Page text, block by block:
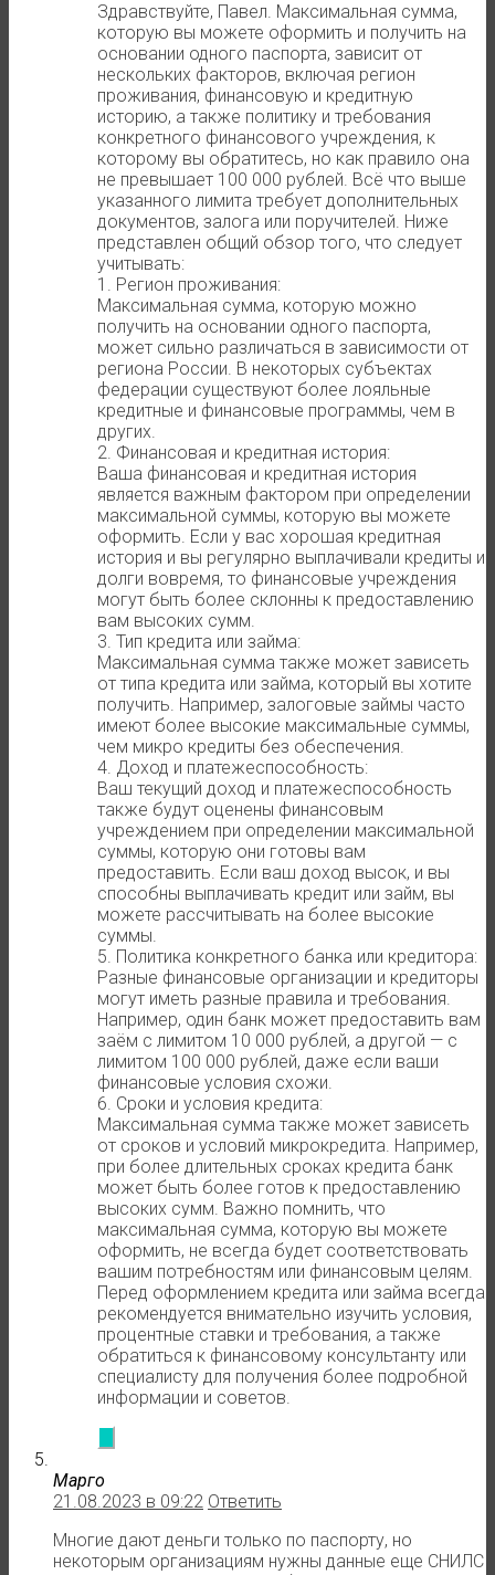
Здравствуйте, Павел. Максимальная сумма,
которую вы можете оформить и получить на
основании одного паспорта, зависит от
нескольких факторов, включая регион
проживания, финансовую и кредитную
историю, а также политику и требования
конкретного финансового учреждения, к
которому вы обратитесь, но как правило она
не превышает 100 000 рублей. Всё что выше
указанного лимита требует дополнительных
документов, залога или поручителей. Ниже
представлен общий обзор того, что следует
учитывать:
1. Регион проживания:
Максимальная сумма, которую можно
получить на основании одного паспорта,
может сильно различаться в зависимости от
региона России. В некоторых субъектах
федерации существуют более лояльные
кредитные и финансовые программы, чем в
других.
2. Финансовая и кредитная история:
Ваша финансовая и кредитная история
является важным фактором при определении
максимальной суммы, которую вы можете
оформить. Если у вас хорошая кредитная
история и вы регулярно выплачивали кредиты и
долги вовремя, то финансовые учреждения
могут быть более склонны к предоставлению
вам высоких сумм.
3. Тип кредита или займа:
Максимальная сумма также может зависеть
от типа кредита или займа, который вы хотите
получить. Например, залоговые займы часто
имеют более высокие максимальные суммы,
чем микро кредиты без обеспечения.
4. Доход и платежеспособность:
Ваш текущий доход и платежеспособность
также будут оценены финансовым
учреждением при определении максимальной
суммы, которую они готовы вам
предоставить. Если ваш доход высок, и вы
способны выплачивать кредит или займ, вы
можете рассчитывать на более высокие
суммы.
5. Политика конкретного банка или кредитора:
Разные финансовые организации и кредиторы
могут иметь разные правила и требования.
Например, один банк может предоставить вам
заём с лимитом 10 000 рублей, а другой — с
лимитом 100 000 рублей, даже если ваши
финансовые условия схожи.
6. Сроки и условия кредита:
Максимальная сумма также может зависеть
от сроков и условий микрокредита. Например,
при более длительных сроках кредита банк
может быть более готов к предоставлению
высоких сумм. Важно помнить, что
максимальная сумма, которую вы можете
оформить, не всегда будет соответствовать
вашим потребностям или финансовым целям.
Перед оформлением кредита или займа всегда
рекомендуется внимательно изучить условия,
процентные ставки и требования, а также
обратиться к финансовому консультанту или
специалисту для получения более подробной
информации и советов.
Марго
21.08.2023 в 09:22 Ответить
Многие дают деньги только по паспорту, но
некоторым организациям нужны данные еще СНИЛС